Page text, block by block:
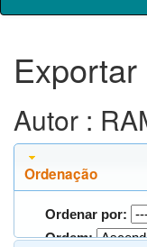
Autor :
Ordenação
Ordenar por:
Ordem: